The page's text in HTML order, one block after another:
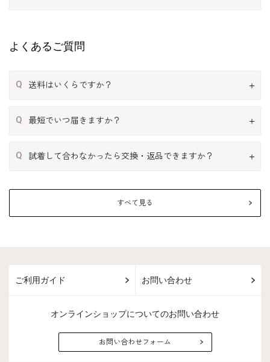
よくあるご質問
Q 送料はいくらですか？
Q 最短でいつ届きますか？
Q 試着して合わなかったら交換・返品できますか？
すべて見る
ご利用ガイド お問い合わせ
オンラインショップについてのお問い合わせ
お問い合わせフォーム